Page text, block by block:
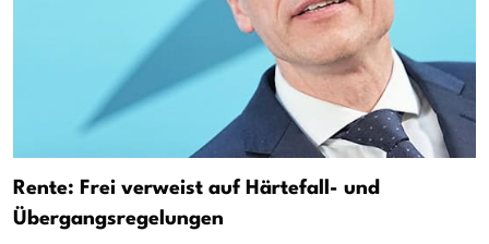
Rente: Frei verweist auf Härtefall- und
Übergangsregelungen